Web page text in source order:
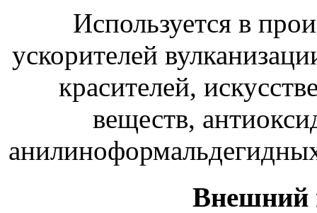
Используется в
ускорителей
красителей,
веществ,
Внешний